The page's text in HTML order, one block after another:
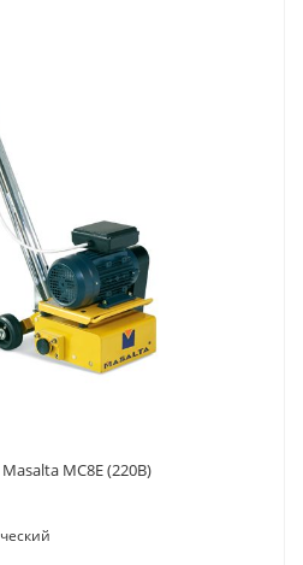
MC8E (220В)